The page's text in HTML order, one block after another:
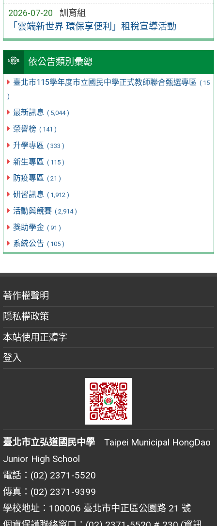
2026-07-20 訓育組
「雲端新世界 環保享便利」租稅宣導活動
依公告類別彙總
臺北市115學年度市立國民中學正式教師聯合甄選專區 ( 15
)
最新訊息 ( 5,044 )
榮譽榜 ( 141 )
升學專區 ( 333 )
新生專區 ( 115 )
防疫專區 ( 21 )
研習訊息 ( 1,912 )
活動與競賽 ( 2,914 )
獎助學金 ( 91 )
系統公告 ( 105 )
著作權聲明
隱私權政策
本站使用正體字
登入
臺北市立弘道國民中學 Taipei Municipal HongDao
Junior High School
電話：(02) 2371-5520
傳真：(02) 2371-9399
學校地址：100006 臺北市中正區公園路 21 號